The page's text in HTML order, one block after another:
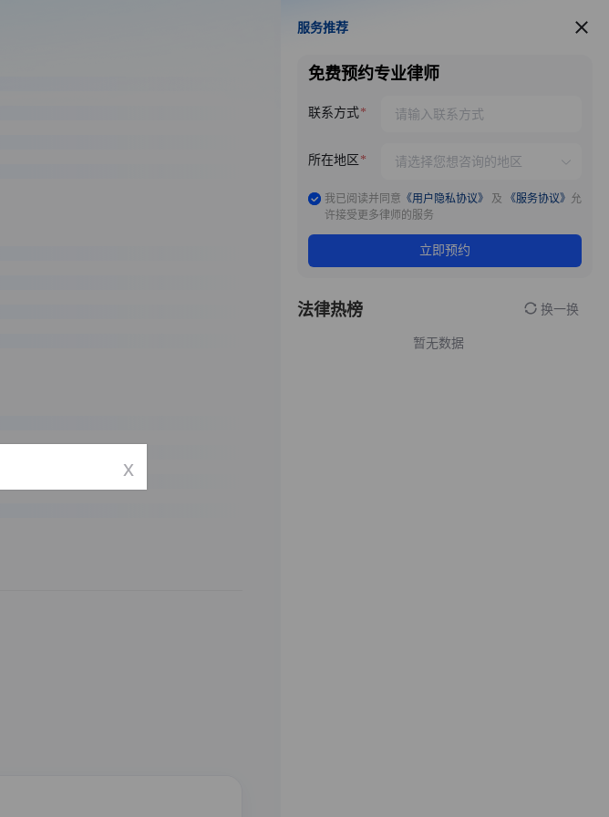
服务推荐
服务推荐
免费预约专业律师
联系方式
所在地区
我已阅读并同意 《用户隐私协议》 及 《服务协议》 允
许接受更多律师的服务
立即预约
法律热榜 换一换
暂无数据
x